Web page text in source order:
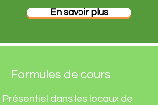
En savoir plus
Formules de cours
Présentiel dans les locaux de